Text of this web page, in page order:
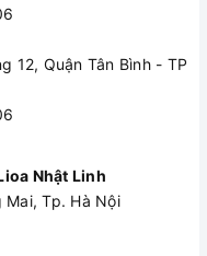
12, Quận Tân Bình - TP
Nhật Linh
Mai, Tp. Hà Nội